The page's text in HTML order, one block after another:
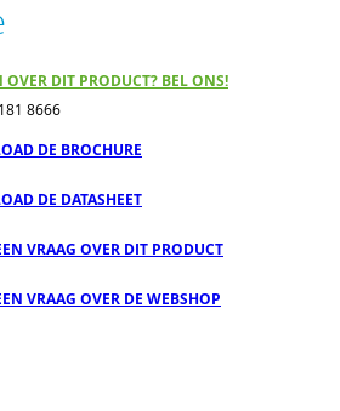
OVER DIT PRODUCT? BEL ONS!
8666
DE BROCHURE
DE DATASHEET
VRAAG OVER DIT PRODUCT
VRAAG OVER DE WEBSHOP